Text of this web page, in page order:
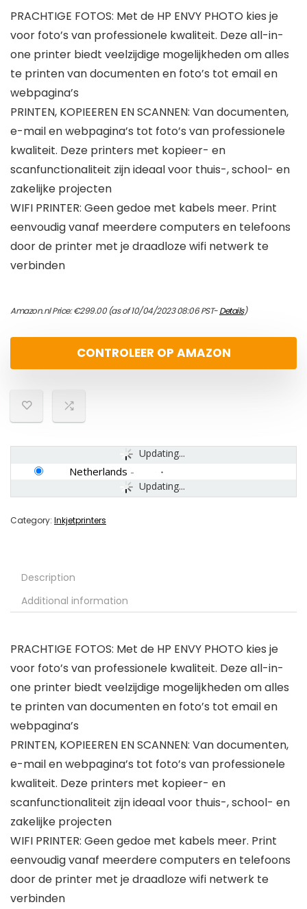
PRACHTIGE FOTOS: Met de HP ENVY PHOTO kies je
voor foto’s van professionele kwaliteit. Deze all-in-
one printer biedt veelzijdige mogelijkheden om alles
te printen van documenten en foto’s tot email en
webpagina’s
PRINTEN, KOPIEEREN EN SCANNEN: Van documenten,
e-mail en webpagina’s tot foto’s van professionele
kwaliteit. Deze printers met kopieer- en
scanfunctionaliteit zijn ideaal voor thuis-, school- en
zakelijke projecten
WIFI PRINTER: Geen gedoe met kabels meer. Print
eenvoudig vanaf meerdere computers en telefoons
door de printer met je draadloze wifi netwerk te
verbinden
Amazon.nl Price:€299.00(as of 10/04/2023 08:06 PST-Details)
CONTROLEER OP AMAZON
Updating...
Updating...
Netherlands -
Category: Inkjetprinters
Description
Additional information
PRACHTIGE FOTOS: Met de HP ENVY PHOTO kies je
voor foto’s van professionele kwaliteit. Deze all-in-
one printer biedt veelzijdige mogelijkheden om alles
te printen van documenten en foto’s tot email en
webpagina’s
PRINTEN, KOPIEEREN EN SCANNEN: Van documenten,
e-mail en webpagina’s tot foto’s van professionele
kwaliteit. Deze printers met kopieer- en
scanfunctionaliteit zijn ideaal voor thuis-, school- en
zakelijke projecten
WIFI PRINTER: Geen gedoe met kabels meer. Print
eenvoudig vanaf meerdere computers en telefoons
door de printer met je draadloze wifi netwerk te
verbinden